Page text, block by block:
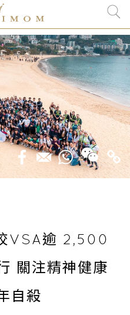
VSA逾 2,500
關注精神健康
自殺